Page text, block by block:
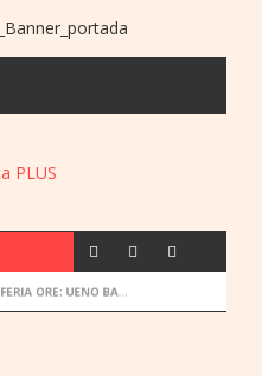
FERIA ORE: UENO BANK APUESTA POR LA CULTURA INDÍGENA Y EL COMERCIO JUSTO